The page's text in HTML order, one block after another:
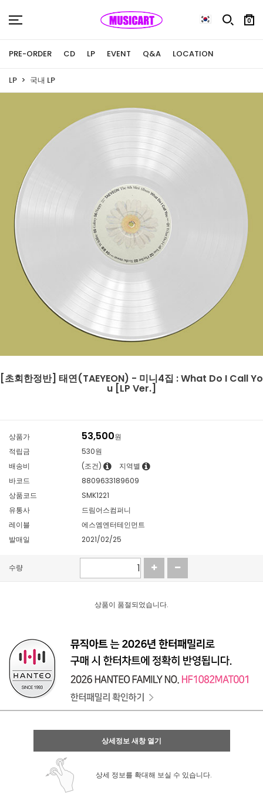
0
PRE-ORDER CD LP EVENT Q&A LOCATION
LP 국내 LP
[초회한정반] 태연(TAEYEON) - 미니4집 : What Do I Call Yo
u [LP Ver.]
상품가 53,500원
적립금
530원
배송비
(조건)
지역별
바코드
8809633189609
상품코드
SMK1221
유통사
드림어스컴퍼니
레이블
에스엠엔터테인먼트
발매일
2021/02/25
수량
상품이 품절되었습니다.
상세정보 새창 열기
상세 정보를 확대해 보실 수 있습니다.